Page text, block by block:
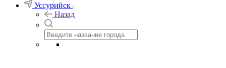
Уссурийск
Назад